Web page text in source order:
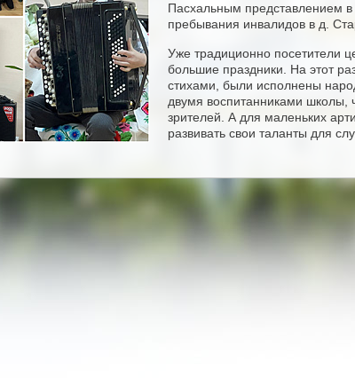
Пасхальным представлением в
пребывания инвалидов в д.
Уже традиционно посетители
большие праздники. На этот
стихами, были исполнены
двумя воспитанниками школы,
зрителей. А для маленьких
развивать свои таланты для